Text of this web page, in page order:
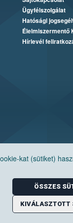
kat (sütiket)
ÖSSZES
KIVÁLASZTOTT
Ügyfélszolgálat
Hatósági
Élelmiszermentő
Hírlevél